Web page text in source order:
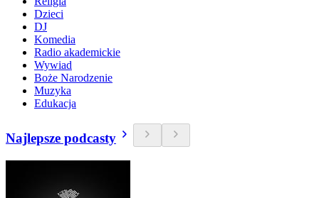
Dzieci
DJ
Komedia
Radio akademickie
Wywiad
Boże Narodzenie
Muzyka
Edukacja
Najlepsze podcasty